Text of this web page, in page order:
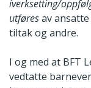
iverksetting/
utføresav
tiltak og andre.
I og med at BFT
vedtatte